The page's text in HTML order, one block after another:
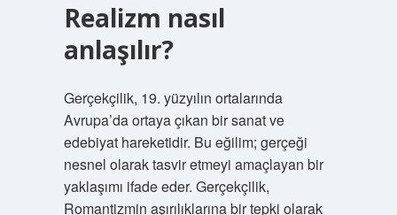
Realizm nasıl
anlaşılır?
Gerçekçilik, 19. yüzyılın ortalarında
Avrupa’da ortaya çıkan bir sanat ve
edebiyat hareketidir. Bu eğilim; gerçeği
nesnel olarak tasvir etmeyi amaçlayan bir
yaklaşımı ifade eder. Gerçekçilik,
Romantizmin aşırılıklarına bir tepki olarak